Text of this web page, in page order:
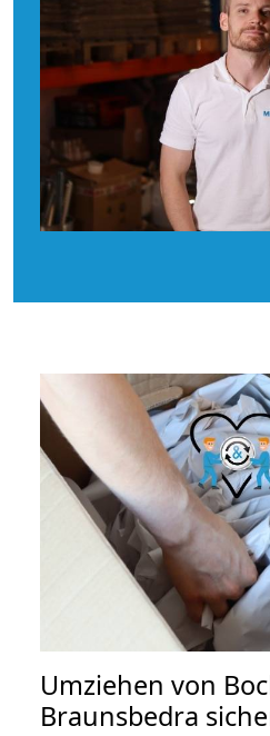
Umziehen von
Braunsbedra